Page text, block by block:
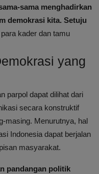
sama menghadirkan
demokrasi kita. Setuju
kader dan tamu
yang
parpol dapat dilihat dari
secara konstruktif
masing. Menurutnya, hal
Indonesia dapat berjalan
masyarakat.
pandangan politik